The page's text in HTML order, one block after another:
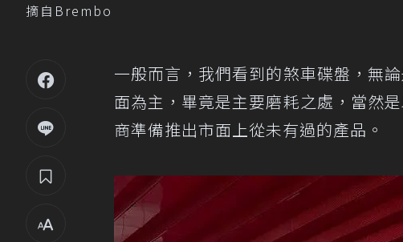
摘自Brembo
一般而言，我們看到的煞車碟盤，無
面為主，畢竟是主要磨耗之處，當然
商準備推出市面上從未有過的產品。